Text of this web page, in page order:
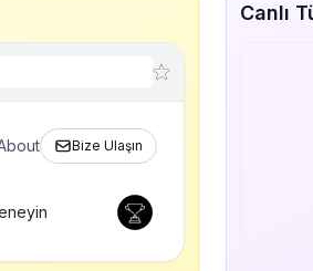
Bize Ulaşın
Canlı